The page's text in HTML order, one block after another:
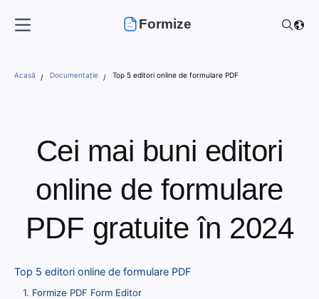
Formize
Acasă Documentație Top 5 editori online de formulare PDF
Cei mai buni editori
online de formulare
PDF gratuite în 2024
Top 5 editori online de formulare PDF
1. Formize PDF Form Editor